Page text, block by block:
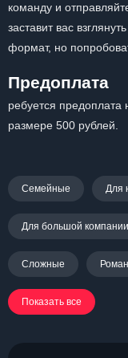
команду и
заставит вас
формат, но
Предоплата
ребуется
размере 500 рублей.
Семейные Для
Для большой компании
Сложные
Показать все